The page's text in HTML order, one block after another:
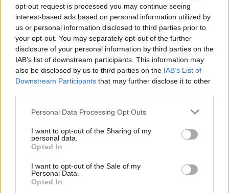
opt-out request is processed you may continue seeing
interest-based ads based on personal information utilized by
us or personal information disclosed to third parties prior to
your opt-out. You may separately opt-out of the further
disclosure of your personal information by third parties on the
IAB’s list of downstream participants. This information may
also be disclosed by us to third parties on the IAB’s List of
Downstream Participants that may further disclose it to other
Please note that this website/app uses one or more Google
not limited to your visit or usage behaviour. You may click to
grant or deny consent to Google and its third-party tags to
use your data for below specified purposes in below Google
consent section.
Personal Data Processing Opt Outs
I want to opt-out of the Sharing of my
personal data.
Opted In
I want to opt-out of the Sale of my
Personal Data.
Opted In
Αν τα χάσατε